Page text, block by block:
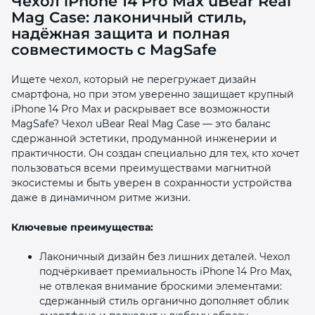
Mag Case: лаконичный стиль,
надёжная защита и полная
совместимость с MagSafe
Ищете чехол, который не перегружает дизайн
смартфона, но при этом уверенно защищает крупный
iPhone 14 Pro Max и раскрывает все возможности
MagSafe? Чехол uBear Real Mag Case — это баланс
сдержанной эстетики, продуманной инженерии и
практичности. Он создан специально для тех, кто хочет
пользоваться всеми преимуществами магнитной
экосистемы и быть уверен в сохранности устройства
даже в динамичном ритме жизни.
Ключевые преимущества:
Лаконичный дизайн без лишних деталей. Чехол
подчёркивает премиальность iPhone 14 Pro Max,
не отвлекая внимание броскими элементами:
сдержанный стиль органично дополняет облик
раз в 2 недели